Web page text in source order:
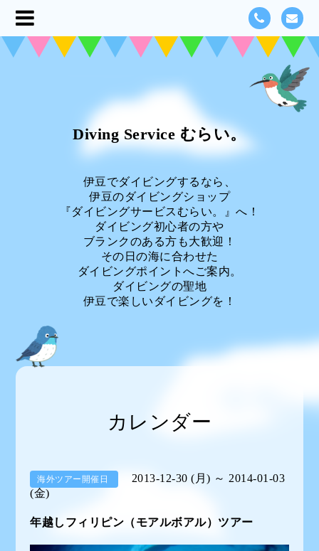
Diving Service むらい。
伊豆でダイビングするなら、
伊豆のダイビングショップ
『ダイビングサービスむらい。』へ！
ダイビング初心者の方や
ブランクのある方も大歓迎！
その日の海に合わせた
ダイビングポイントへご案内。
ダイビングの聖地
伊豆で楽しいダイビングを！
カレンダー
海外ツアー開催日
2013-12-30 (月) ～ 2014-01-03
(金)
年越しフィリピン（モアルボアル）ツアー